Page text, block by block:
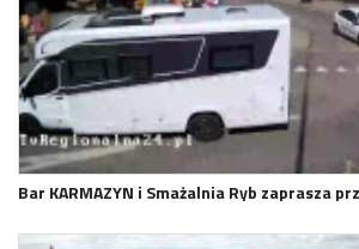
Bar KARMAZYN i Smażalnia Ryb zaprasza